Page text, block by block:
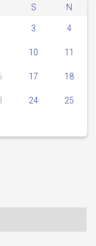
S N
3 4
10 11
17 18
24 25